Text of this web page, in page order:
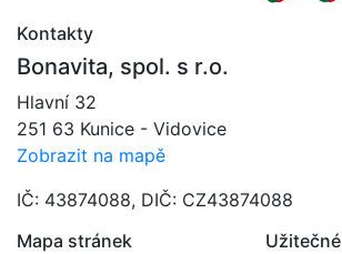
Kontakty
Bonavita, spol. s r.o.
Hlavní 32
251 63 Kunice - Vidovice
Zobrazit na mapě
IČ: 43874088, DIČ: CZ43874088
Mapa stránek
Užitečné